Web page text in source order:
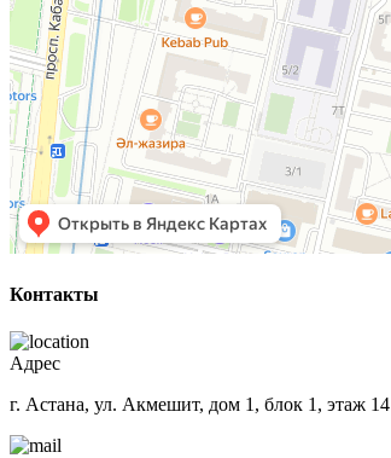
Контакты
Адрес
г. Астана, ул. Акмешит, дом 1, блок 1, этаж 14